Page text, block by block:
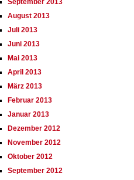
September 2013
August 2013
Juli 2013
Juni 2013
Mai 2013
April 2013
März 2013
Februar 2013
Januar 2013
Dezember 2012
November 2012
Oktober 2012
September 2012